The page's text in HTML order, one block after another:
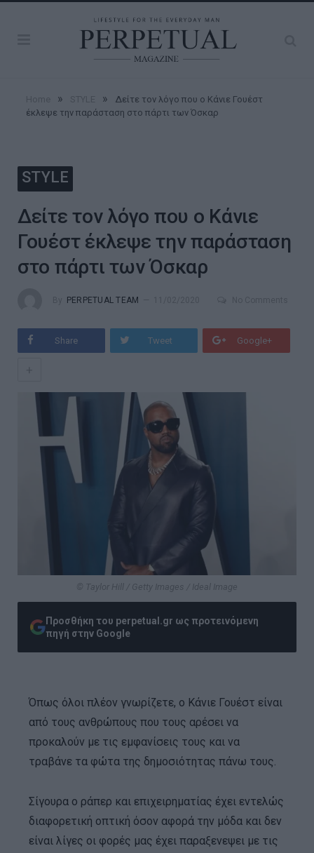
» »
Δείτε τον λόγο που ο Κάνιε Γουέστ
έκλεψε την παράσταση στο πάρτι των Όσκαρ
STYLE
Δείτε τον λόγο που ο Κάνιε
Γουέστ έκλεψε την παράσταση
στο πάρτι των Όσκαρ
PERPETUAL TEAM
Share Tweet Google+
© Taylor Hill / Getty Images / Ideal Image
Προσθήκη του perpetual.gr ως προτεινόμενη
πηγή στην Google
Όπως όλοι πλέον γνωρίζετε, ο Κάνιε Γουέστ είναι
από τους ανθρώπους που τους αρέσει να
προκαλούν με τις εμφανίσεις τους και να
τραβάνε τα φώτα της δημοσιότητας πάνω τους.
Σίγουρα ο ράπερ και επιχειρηματίας έχει εντελώς
διαφορετική οπτική όσον αφορά την μόδα και δεν
είναι λίγες οι φορές μας έχει παραξενεψει με τις